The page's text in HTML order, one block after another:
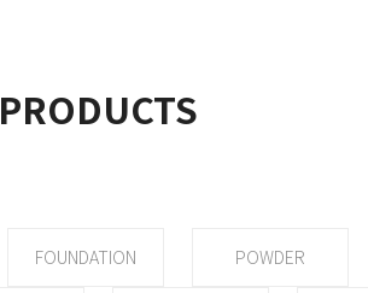
PRODUCTS
FOUNDATION POWDER